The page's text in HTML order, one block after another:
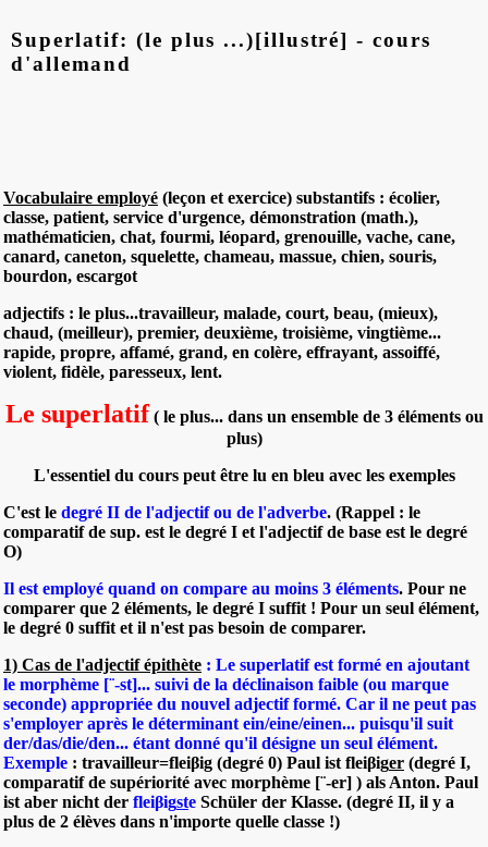
Superlatif: (le plus ...)[illustré] - cours
d'allemand
Vocabulaire employé (leçon et exercice) substantifs : écolier,
classe, patient, service d'urgence, démonstration (math.),
mathématicien, chat, fourmi, léopard, grenouille, vache, cane,
canard, caneton, squelette, chameau, massue, chien, souris,
bourdon, escargot
adjectifs : le plus...travailleur, malade, court, beau, (mieux),
chaud, (meilleur), premier, deuxième, troisième, vingtième...
rapide, propre, affamé, grand, en colère, effrayant, assoiffé,
violent, fidèle, paresseux, lent.
Le superlatif( le plus... dans un ensemble de 3 éléments ou
plus)
L'essentiel du cours peut être lu en bleu avec les exemples
C'est le degré II de l'adjectif ou de l'adverbe. (Rappel : le
comparatif de sup. est le degré I et l'adjectif de base est le degré
O)
Il est employé quand on compare au moins 3 éléments. Pour ne
comparer que 2 éléments, le degré I suffit ! Pour un seul élément,
le degré 0 suffit et il n'est pas besoin de comparer.
1) Cas de l'adjectif épithète : Le superlatif est formé en ajoutant
le morphème [¨-st]... suivi de la déclinaison faible (ou marque
seconde) appropriée du nouvel adjectif formé. Car il ne peut pas
s'employer après le déterminant ein/eine/einen... puisqu'il suit
der/das/die/den... étant donné qu'il désigne un seul élément.
Exemple : travailleur=fleiβig (degré 0) Paul ist fleiβiger (degré I,
comparatif de supériorité avec morphème [¨-er] ) als Anton. Paul
ist aber nicht der fleiβigste Schüler der Klasse. (degré II, il y a
plus de 2 élèves dans n'importe quelle classe !)